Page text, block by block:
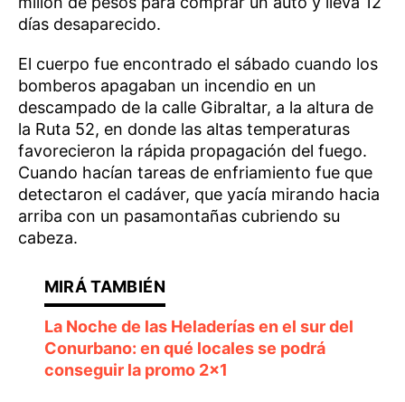
días desaparecido.
El cuerpo fue encontrado el sábado cuando los
bomberos apagaban un incendio en un
descampado de la calle Gibraltar, a la altura de
la Ruta 52, en donde las altas temperaturas
favorecieron la rápida propagación del fuego.
Cuando hacían tareas de enfriamiento fue que
detectaron el cadáver, que yacía mirando hacia
arriba con un pasamontañas cubriendo su
cabeza.
La Noche de las Heladerías en el sur del
Conurbano: en qué locales se podrá
conseguir la promo 2×1